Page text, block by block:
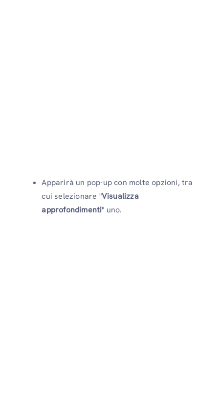
Apparirà un pop-up con molte opzioni, tra
cui selezionare "Visualizza
approfondimenti" uno.